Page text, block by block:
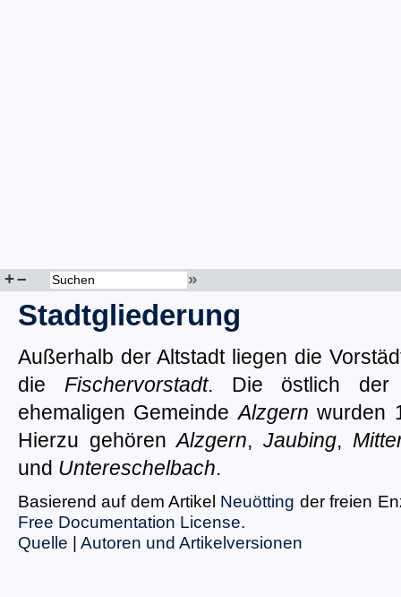
+– »
Stadtgliederung
Außerhalb der Altstadt liegen die
die Fischervorstadt. Die östlich der
ehemaligen GemeindeAlzgern wurden
Hierzu gehörenAlzgern,Jaubing,
und Untereschelbach.
Basierend auf dem Artikel Neuötting der freien
Free Documentation License.
Quelle | Autoren und Artikelversionen